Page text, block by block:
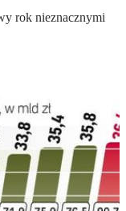
rok nieznacznymi